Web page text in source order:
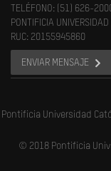
TELÉFONO: (51) 626-
PONTIFICIA
RUC: 20155945860
ENVIAR MENSAJE
Pontificia Universidad
© 2018 Pontificia